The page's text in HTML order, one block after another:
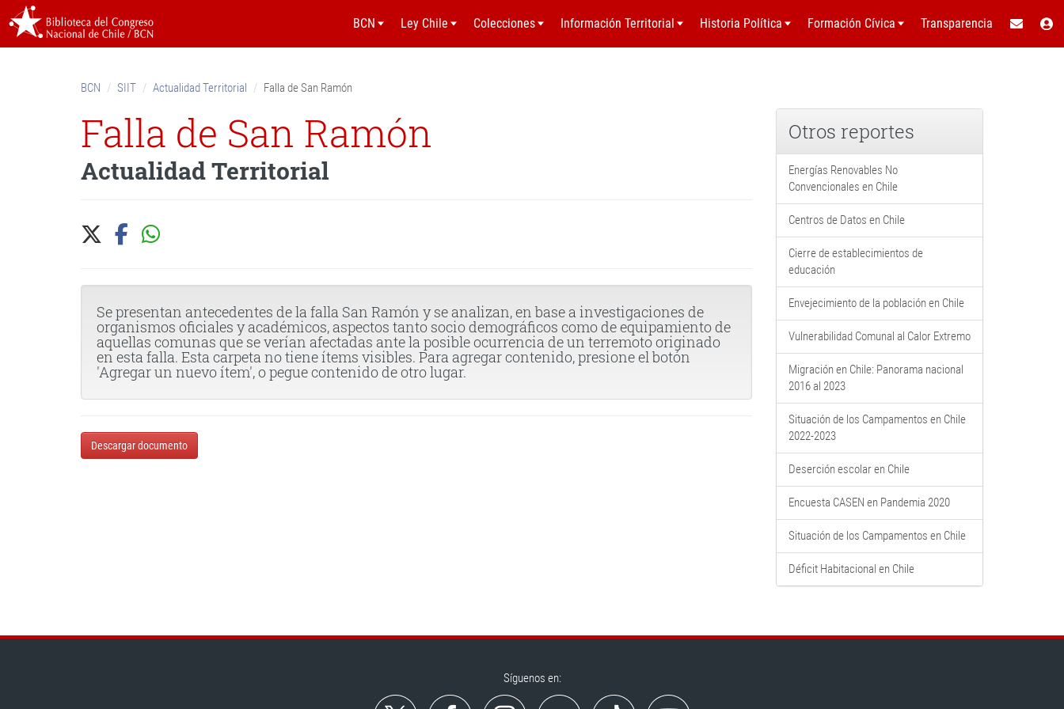
BCN Ley Chile Colecciones Información Territorial Historia Política Formación Cívica Transparencia
BCN SIIT Actualidad Territorial Falla de San Ramón
Falla de San Ramón
Actualidad Territorial
Se presentan antecedentes de la falla San Ramón y se analizan, en base a investigaciones de
organismos oficiales y académicos, aspectos tanto socio demográficos como de equipamiento de
aquellas comunas que se verían afectadas ante la posible ocurrencia de un terremoto originado
en esta falla. Esta carpeta no tiene ítems visibles. Para agregar contenido, presione el botón
'Agregar un nuevo ítem', o pegue contenido de otro lugar.
Descargar documento
Otros reportes
Energías Renovables No
Convencionales en Chile
Centros de Datos en Chile
Cierre de establecimientos de
educación
Envejecimiento de la población en Chile
Vulnerabilidad Comunal al Calor Extremo
Migración en Chile: Panorama nacional
2016 al 2023
Situación de los Campamentos en Chile
2022-2023
Deserción escolar en Chile
Encuesta CASEN en Pandemia 2020
Situación de los Campamentos en Chile
Déficit Habitacional en Chile
Síguenos en: